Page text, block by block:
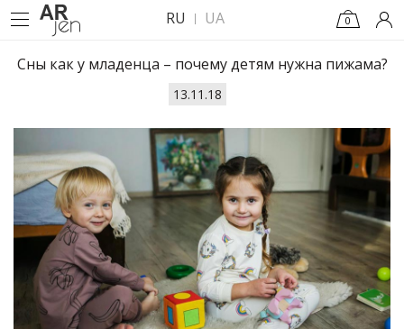
RU UA 0
Сны как у младенца – почему детям нужна пижама?
13.11.18